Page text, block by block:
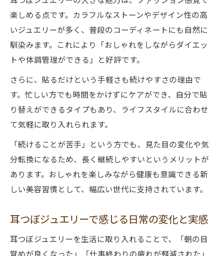
楽しめる点です。カラフルなストーンやデザイン性の高
いジュエリーが多く、普段のコーディネートにも自然に
馴染みます。これにより「おしゃれをしながらダイエッ
トや体調管理ができる」と好評です。
さらに、貼るだけという手軽さも続けやすさの理由で
す。忙しい方でも時間をかけずにケアができ、自分で貼
り替えができるタイプもあり、ライフスタイルに合わせ
て気軽に取り入れられます。
「続けることが苦手」という方でも、見た目の変化や気
分転換になるため、長く継続しやすいというメリットが
あります。おしゃれを楽しみながら健康も意識できる新
しい美容習慣として、幅広い世代に支持されています。
耳つぼジュエリーで感じる日常の変化と実感
耳つぼジュエリーを生活に取り入れることで、「朝の目
覚めが良くなった」「仕事終わりの疲れが軽減された」